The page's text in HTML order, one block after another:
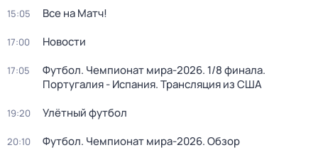
15:05 Все на Матч!
17:00 Новости
17:05
Футбол. Чемпионат мира-2026. 1/8 финала.
Португалия - Испания. Трансляция из США
19:20 Улётный футбол
20:10 Футбол. Чемпионат мира-2026. Обзор